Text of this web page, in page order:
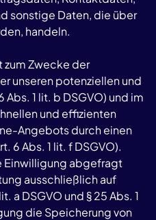
sonstige Daten, die über
handeln.
zum Zwecke der
unseren potenziellen und
1 lit. b DSGVO) und im
und effizienten
Angebots durch einen
6 Abs. 1 lit. f DSGVO).
Einwilligung abgefragt
ausschließlich auf
a DSGVO und § 25 Abs. 1
die Speicherung von